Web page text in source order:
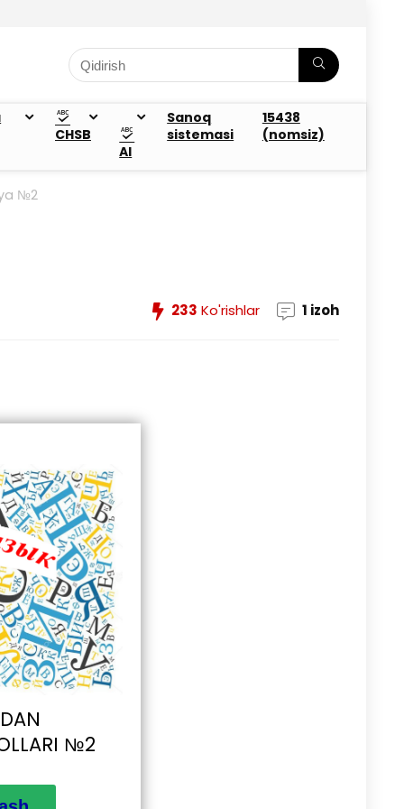
CHSB
AI
Sanoq
sistemasi
15438
(nomsiz)
№2
233 Ko'rishlar 1 izoh
№2